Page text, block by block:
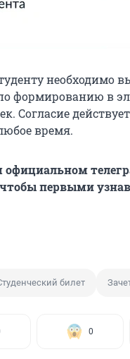
необходимо
формированию в
Согласие
время.
первыми
билет
0